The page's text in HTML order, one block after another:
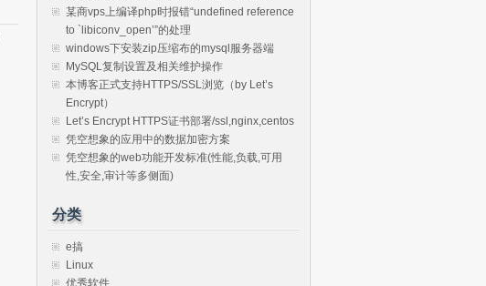
某商vps上编译php时报错“undefined reference
to `libiconv_open’”的处理
windows下安装zip压缩布的mysql服务器端
MySQL复制设置及相关维护操作
本博客正式支持HTTPS/SSL浏览（by Let’s
Encrypt）
Let’s Encrypt HTTPS证书部署/ssl,nginx,centos
凭空想象的应用中的数据加密方案
凭空想象的web功能开发标准(性能,负载,可用
性,安全,审计等多侧面)
分类
e搞
Linux
优秀软件